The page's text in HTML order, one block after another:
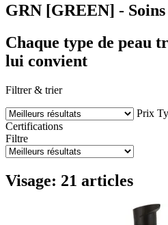
GRN [GREEN] - Soins
Chaque type de peau
lui convient
Filtrer & trier
Prix
Certifications
Filtre
Visage: 21 articles